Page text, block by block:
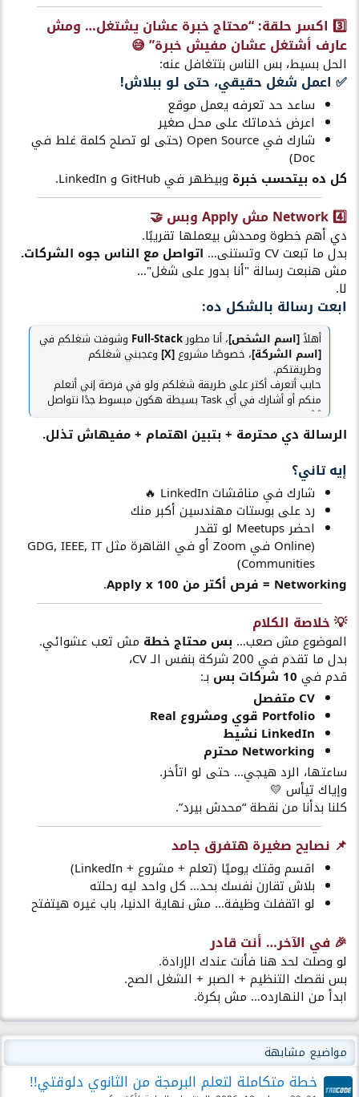
3️⃣ اكسر حلقة: “محتاج خبرة عشان يشتغل… ومش
عارف أشتغل عشان مفيش خبرة” 😅
الحل بسيط، بس الناس بتتغافل عنه:
✅ اعمل شغل حقيقي، حتى لو ببلاش!​
ساعد حد تعرفه يعمل موقع
اعرض خدماتك على محل صغير
شارك في Open Source (حتى لو تصلح كلمة غلط في
Doc)
كل ده بيتحسب خبرة وبيظهر في GitHub و LinkedIn.
4️⃣ Network مش Apply وبس 🤝
دي أهم خطوة ومحدش بيعملها تقريبًا.
بدل ما تبعت CV وتستنى… اتواصل مع الناس جوه الشركات.
مش هنبعت رسالة "أنا بدور على شغل"…
لا.
ابعت رسالة بالشكل ده:​
أهلاً[اسم الشخص]، أنا مطورFull-Stack وشوفت شغلكم في
[اسم الشركة]، خصوصًا مشروع[X] وعجبني شغلكم
وطريقتكم.
حابب أتعرف أكتر على طريقة شغلكم ولو في فرصة إني أتعلم
منكم أو أشارك في أي Task بسيطة هكون مبسوط جدًا نتواصل
🙌.
أنقر للتوسيع...
الرسالة دي محترمة + بتبين اهتمام + مفيهاش تذلل.
إيه تاني؟​
شارك في مناقشات LinkedIn 🔥
رد على بوستات مهندسين أكبر منك
احضر Meetups لو تقدر
(Online في Zoom أو في القاهرة مثل GDG, IEEE, IT
Communities)
Networking = فرص أكتر من Apply x 100
.
💡 خلاصة الكلام
الموضوع مش صعب… بس محتاج خطة مش تعب عشوائي.
بدل ما تقدم في 200 شركة بنفس الـ CV،
قدم في 10 شركات بس
بـ:
CV متفصل
Portfolio قوي ومشروع Real
LinkedIn نشيط
Networking محترم
ساعتها، الرد هيجي… حتى لو اتأخر.
وإياك تيأس 💛
كلنا بدأنا من نقطة “محدش بيرد”.
📌 نصايح صغيرة هتفرق جامد
اقسم وقتك يوميًا (تعلم + مشروع + LinkedIn)
بلاش تقارن نفسك بحد… كل واحد ليه رحلته
لو اتقفلت وظيفة… مش نهاية الدنيا، باب غيره هيتفتح
🎉 في الآخر… أنت قادر
لو وصلت لحد هنا فأنت عندك الإرادة.
بس نقصك التنظيم + الصبر + الشغل الصح.
ابدأ من النهارده… مش بكرة.
مواضيع مشابهة
خطة متكاملة لتعلم البرمجة من الثانوي دلوقتي!!